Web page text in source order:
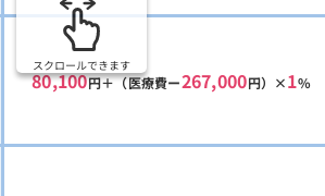
80,100円＋（医療費ー267,000円）×1%
スクロールできます